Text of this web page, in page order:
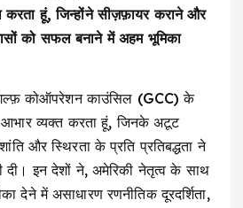
हूं, जिन्होंने सीज़फ़ायर कराने और
को सफल बनाने में अहम भूमिका
कोऑपरेशन काउंसिल (GCC) के
आभार व्यक्त करता हूं, जिनके अटूट
और स्थिरता के प्रति प्रतिबद्धता ने
दी। इन देशों ने, अमेरिकी नेतृत्व के साथ
देने में असाधारण रणनीतिक दूरदर्शिता,